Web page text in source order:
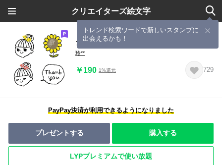
クリエイターズ絵文字
トレンド検索ワードで新しいスタンプに
出会えるかも！
シンプル♡GIRL
玲**
￥190 1%還元 729
PayPay決済が利用できるようになりました
プレゼントする 購入する
LYPプレミアムで使い放題